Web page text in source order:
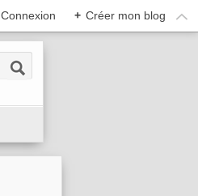
Connexion + Créer mon blog